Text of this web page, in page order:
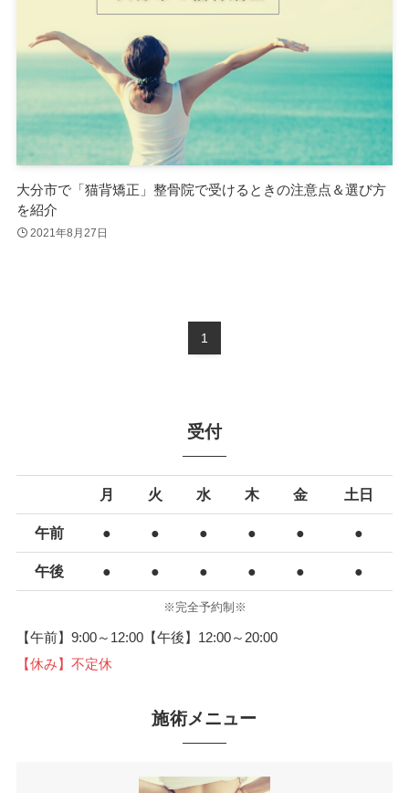
大分市で「猫背矯正」整骨院で受けるときの注意点＆選び方
を紹介
2021年8月27日
1
受付
月 火 水 木 金 土日
午前 ● ● ● ● ● ●
午後 ● ● ● ● ● ●
※完全予約制※
【午前】9:00～12:00【午後】12:00～20:00
【休み】不定休
施術メニュー